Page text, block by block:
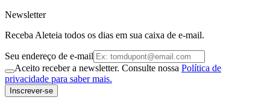
Newsletter
Receba Aleteia todos os dias em sua caixa de e-mail.
Seu endereço de e-mail
Aceito receber a newsletter. Consulte nossa Política de
privacidade para saber mais.
Inscrever-se